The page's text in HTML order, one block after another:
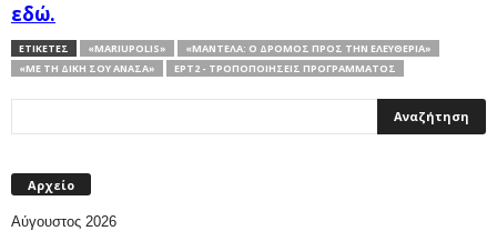
εδώ.
ΕΤΙΚΕΤΕΣ «MARIUPOLIS»
«ΜΑΝΤΈΛΑ: Ο ΔΡΌΜΟΣ ΠΡΟΣ ΤΗΝ ΕΛΕΥΘΕΡΊΑ»
«ΜΕ ΤΗ ΔΙΚΉ ΣΟΥ ΑΝΆΣΑ»
ΕΡΤ2 - ΤΡΟΠΟΠΟΙΉΣΕΙΣ ΠΡΟΓΡΆΜΜΑΤΟΣ
Αρχείο
Αύγουστος 2026